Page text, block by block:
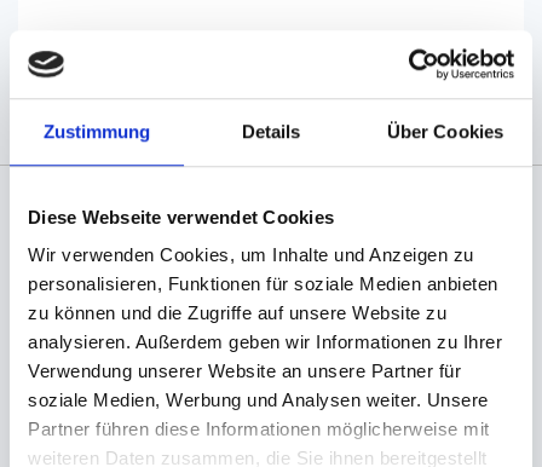
Zustimmung Details Über Cookies
Diese Webseite verwendet Cookies
Wir verwenden Cookies, um Inhalte und Anzeigen zu
personalisieren, Funktionen für soziale Medien anbieten
zu können und die Zugriffe auf unsere Website zu
analysieren. Außerdem geben wir Informationen zu Ihrer
Verwendung unserer Website an unsere Partner für
soziale Medien, Werbung und Analysen weiter. Unsere
Partner führen diese Informationen möglicherweise mit
weiteren Daten zusammen, die Sie ihnen bereitgestellt
(Abb. evtl. ähnlich, ggf. ohne Dekoration)
Produktsicherheitsverordnung:packpack.de GmbH, Am
Bullhamm 24-26, D-26441 Jever, info@packpack.de
Sie könnten auch an folgenden Artikeln
interessiert sein